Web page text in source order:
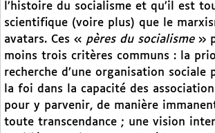
l’histoire du socialisme et qu’il est
scientifique (voire plus) que le
avatars. Ces « pères du socialisme»
moins trois critères communs : la
recherche d’une organisation sociale
la foi dans la capacité des
pour y parvenir, de manière
toute transcendance ; une vision